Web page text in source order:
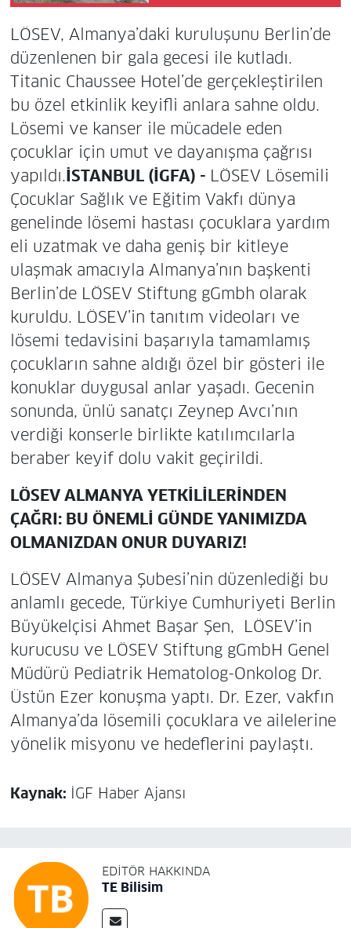
LÖSEV, Almanya’daki kuruluşunu Berlin’de
düzenlenen bir gala gecesi ile kutladı.
Titanic Chaussee Hotel’de gerçekleştirilen
bu özel etkinlik keyifli anlara sahne oldu.
Lösemi ve kanser ile mücadele eden
çocuklar için umut ve dayanışma çağrısı
yapıldı.İSTANBUL (İGFA) - LÖSEV Lösemili
Çocuklar Sağlık ve Eğitim Vakfı dünya
genelinde lösemi hastası çocuklara yardım
eli uzatmak ve daha geniş bir kitleye
ulaşmak amacıyla Almanya’nın başkenti
Berlin’de LÖSEV Stiftung gGmbh olarak
kuruldu. LÖSEV’in tanıtım videoları ve
lösemi tedavisini başarıyla tamamlamış
çocukların sahne aldığı özel bir gösteri ile
konuklar duygusal anlar yaşadı. Gecenin
sonunda, ünlü sanatçı Zeynep Avcı’nın
verdiği konserle birlikte katılımcılarla
beraber keyif dolu vakit geçirildi.
LÖSEV ALMANYA YETKİLİLERİNDEN
ÇAĞRI: BU ÖNEMLİ GÜNDE YANIMIZDA
OLMANIZDAN ONUR DUYARIZ!
LÖSEV Almanya Şubesi’nin düzenlediği bu
anlamlı gecede, Türkiye Cumhuriyeti Berlin
Büyükelçisi Ahmet Başar Şen, LÖSEV’in
kurucusu ve LÖSEV Stiftung gGmbH Genel
Müdürü Pediatrik Hematolog-Onkolog Dr.
Üstün Ezer konuşma yaptı. Dr. Ezer, vakfın
Almanya’da lösemili çocuklara ve ailelerine
yönelik misyonu ve hedeflerini paylaştı.
Kaynak: İGF Haber Ajansı
EDITÖR HAKKINDA
TE Bilisim